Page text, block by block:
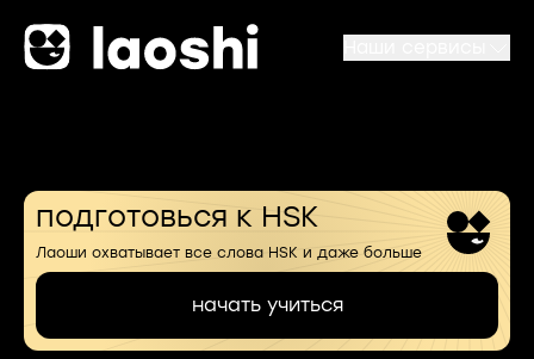
подготовься к HSK
Лаоши охватывает все слова HSK и даже больше
начать учиться